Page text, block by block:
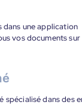
dans une application
vos documents
spécialisé dans des